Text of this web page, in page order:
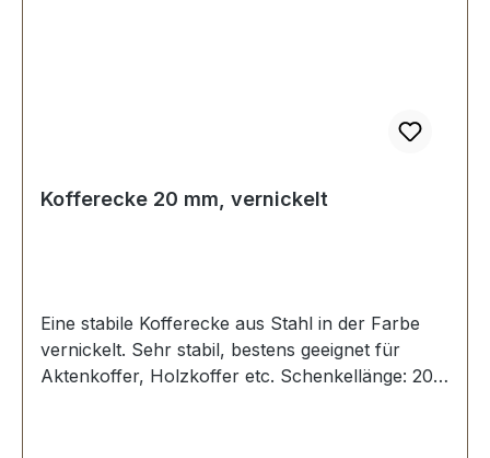
Kofferecke 20 mm, vernickelt
Eine stabile Kofferecke aus Stahl in der Farbe
vernickelt. Sehr stabil, bestens geeignet für
Aktenkoffer, Holzkoffer etc. Schenkellänge: 20